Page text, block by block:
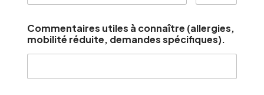
Commentaires utiles à connaître (allergies,
mobilité réduite, demandes spécifiques).